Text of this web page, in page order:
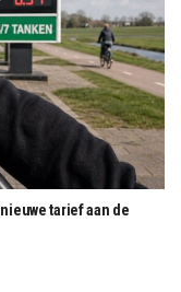
tarief aan de